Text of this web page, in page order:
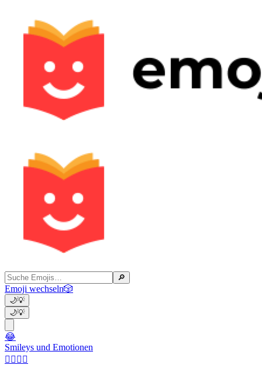
🔎
Emoji wechseln🎲
🌙💡
🌙💡
😂
Smileys und Emotionen
👩‍❤️‍💋‍👨